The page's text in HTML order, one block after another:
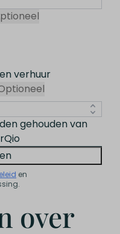
verhuur
gehouden van
en
over